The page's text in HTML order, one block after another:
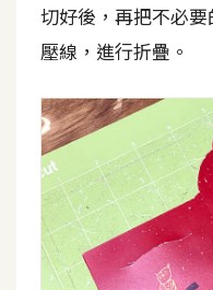
切好後，再把不必
壓線，進行折疊。